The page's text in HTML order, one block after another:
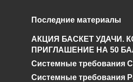
и где его найти
Genshin
0 528
Последние материалы
АКЦИЯ БАСКЕТ УДАЧИ.
ПРИГЛАШЕНИЕ НА 50
Системные требования
Системные требования